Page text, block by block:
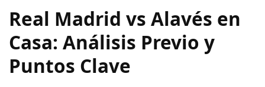
Real Madrid vs Alavés en
Casa: Análisis Previo y
Puntos Clave